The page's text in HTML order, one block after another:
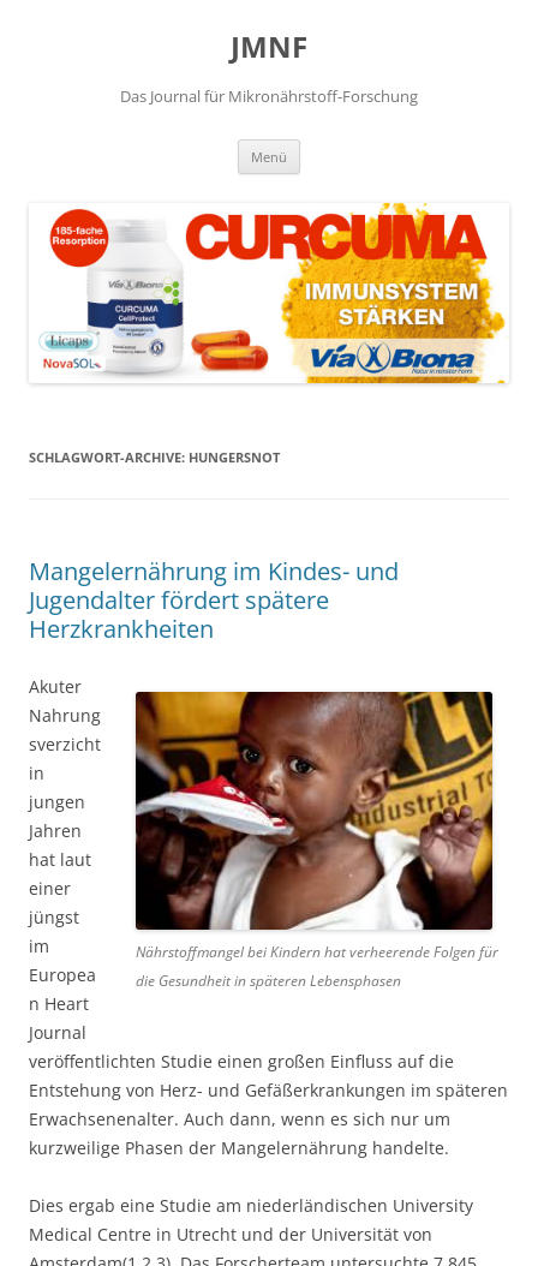
JMNF
Das Journal für Mikronährstoff-Forschung
Menü
SCHLAGWORT-ARCHIVE: HUNGERSNOT
Mangelernährung im Kindes- und
Jugendalter fördert spätere
Herzkrankheiten
Nährstoffmangel bei Kindern hat verheerende Folgen für
die Gesundheit in späteren Lebensphasen
Akuter
Nahrung
sverzicht
in
jungen
Jahren
hat laut
einer
jüngst
im
Europea
n Heart
Journal
veröffentlichten Studie einen großen Einfluss auf die
Entstehung von Herz- und Gefäßerkrankungen im späteren
Erwachsenenalter. Auch dann, wenn es sich nur um
kurzweilige Phasen der Mangelernährung handelte.
Dies ergab eine Studie am niederländischen University
Medical Centre in Utrecht und der Universität von